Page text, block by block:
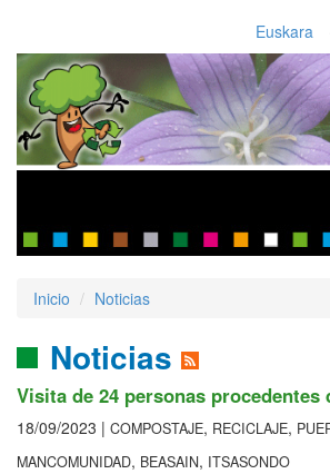
Euskara
Inicio Noticias
Noticias
Visita de 24 personas procedentes
18/09/2023 | COMPOSTAJE, RECICLAJE,
MANCOMUNIDAD, BEASAIN, ITSASONDO